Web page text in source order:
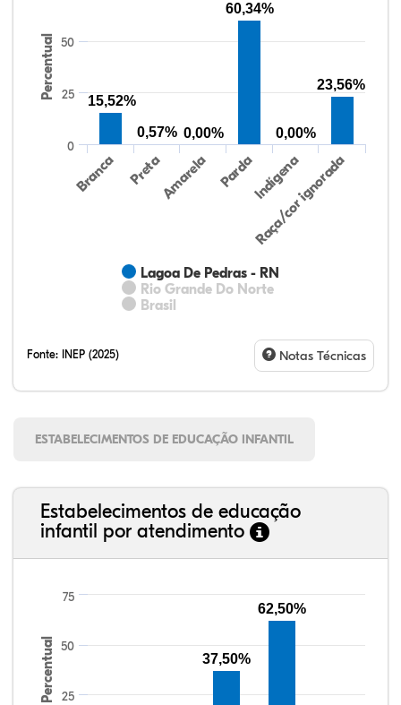
Percentual
Lagoa De Pedras - RN
Rio Grande Do Norte
Brasil
Branca PretaAmarela PardaIndígena
Raça/cor ignorada
0
25
50
15,52%
0,57% 0,00%
60,34%
0,00%
23,56%
Fonte: INEP (2025) Notas Técnicas
ESTABELECIMENTOS DE EDUCAÇÃO INFANTIL
Estabelecimentos de educação
infantil por atendimento
Percentual 25
50
75
37,50%
62,50%